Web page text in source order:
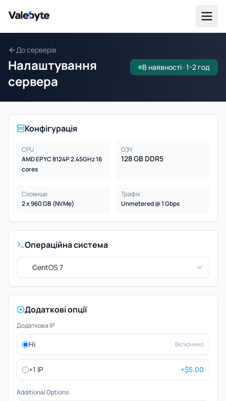
Valebyte
До серверів
Налаштування
сервера
В наявності · 1-2 год
Конфігурація
CPU
AMD EPYC 8124P 2.45GHz 16
cores
ОЗУ
128 GB DDR5
Сховище
2 x 960 GB (NVMe)
Трафік
Unmetered @ 1 Gbps
Операційна система
CentOS 7
Додаткові опції
Додаткова IP
Ні Включено
+1 IP +$5.00
Additional Options